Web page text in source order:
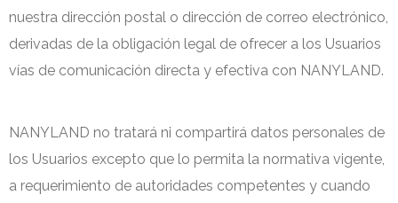
nuestra dirección postal o dirección de correo electrónico,
derivadas de la obligación legal de ofrecer a los Usuarios
vías de comunicación directa y efectiva con NANYLAND.
NANYLAND no tratará ni compartirá datos personales de
los Usuarios excepto que lo permita la normativa vigente,
a requerimiento de autoridades competentes y cuando